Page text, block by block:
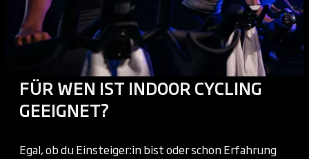
FÜR WEN IST INDOOR CYCLING
GEEIGNET?
Egal, ob du Einsteiger:in bist oder schon Erfahrung